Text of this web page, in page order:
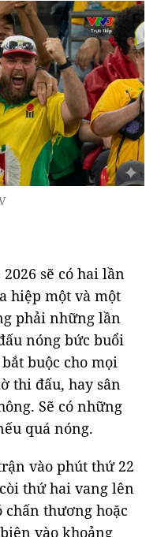
sẽ có hai lần
hiệp một và một
phải những lần
nóng bức buổi
buộc cho mọi
thi đấu, hay sân
Sẽ có những
quá nóng.
vào phút thứ 22
thứ hai vang lên
chấn thương hoặc
vào khoảng